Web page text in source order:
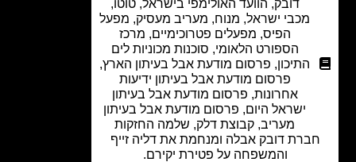
הוועד האולימפי בישראל,טוטו,
מכבי ישראל, מנוח,מעריב מעסיק, מפעל
מפעלים פטרוכימיים,מרכז
הספורט הלאומי ,סוכנות מכוניות לים
התיכון
פרסום מודעת אבל בעיתון הארץ,
פרסום מודעת אבל בעיתון ידיעות
אחרונות,פרסום מודעת אבל בעיתון
ישראל היום,פרסום מודעת אבל בעיתון
קבוצת דלק,שלמה החזקות
דובק אבלה ומנחמת את דליה זייף
והמשפחה על פטירת יקירם.